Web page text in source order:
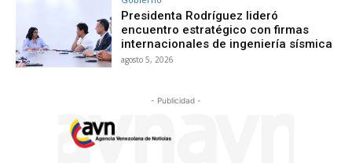
Presidenta Rodríguez lideró
encuentro estratégico con firmas
internacionales de ingeniería sísmica
agosto 5, 2026
- Publicidad -